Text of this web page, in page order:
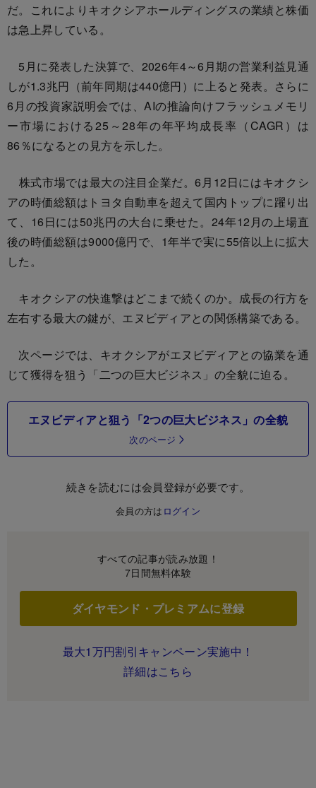
だ。これによりキオクシアホールディングスの業績と株価
は急上昇している。
5月に発表した決算で、2026年4～6月期の営業利益見通
しが1.3兆円（前年同期は440億円）に上ると発表。さらに
6月の投資家説明会では、AIの推論向けフラッシュメモリ
ー市場における25～28年の年平均成長率（CAGR）は
86％になるとの見方を示した。
株式市場では最大の注目企業だ。6月12日にはキオクシ
アの時価総額はトヨタ自動車を超えて国内トップに躍り出
て、16日には50兆円の大台に乗せた。24年12月の上場直
後の時価総額は9000億円で、1年半で実に55倍以上に拡大
した。
キオクシアの快進撃はどこまで続くのか。成長の行方を
左右する最大の鍵が、エヌビディアとの関係構築である。
次ページでは、キオクシアがエヌビディアとの協業を通
じて獲得を狙う「二つの巨大ビジネス」の全貌に迫る。
エヌビディアと狙う「2つの巨大ビジネス」の全貌
次のページ
続きを読むには会員登録が必要です。
会員の方は ログイン
すべての記事が読み放題！
7日間無料体験
ダイヤモンド・プレミアムに登録
最大1万円割引キャンペーン実施中！
詳細はこちら